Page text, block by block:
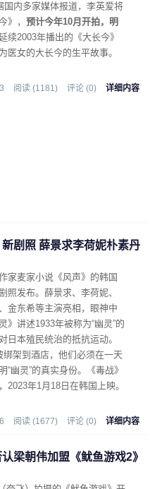
国内多家媒体报道，李英爱将
》， 预计今年10月开拍，明
续2003年播出的《大长今》
医女的大长今的生平故事。
阅读 (1181) 评论 (0) 详细内容
剧照 薛景求李荷妮朴素丹
家麦家小说《风声》的韩国
照发布。薛景求、李荷妮、
金东希等主演亮相，眼神中
》讲述1933年被称为“幽灵”的
日本殖民统治的抵抗运动。
绑架到酒店，他们必须在一天
“幽灵”的真实身份。《毒战》
2023年1月18日在韩国上映。
阅读 (1677) 评论 (0) 详细内容
梁朝伟加盟《鱿鱼游戏2》